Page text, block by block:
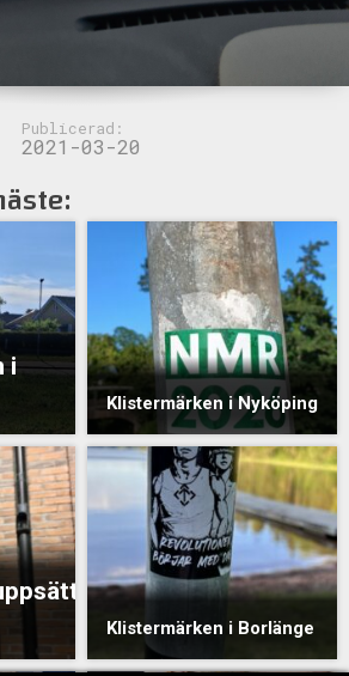
Publicerad:
2021-03-20
i
Klistermärken i Nyköping
Klistermärken i Borlänge